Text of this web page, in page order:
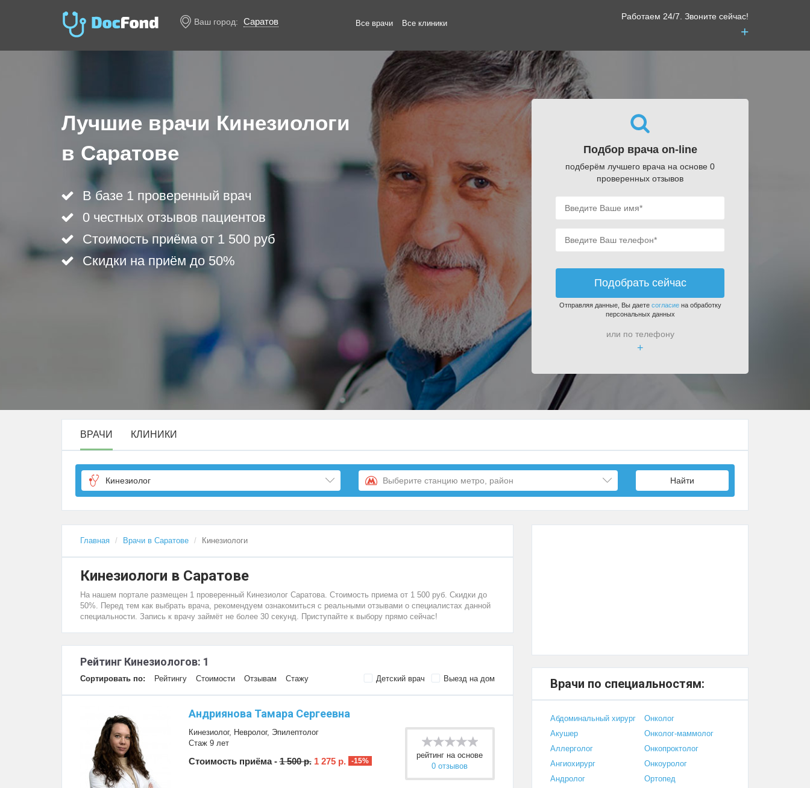
Ваш город: Саратов Все врачи Все клиники
Работаем 24/7. Звоните сейчас!
+
Лучшие врачи Кинезиологи
в Саратове
В базе 1 проверенный врач
0 честных отзывов пациентов
Стоимость приёма от 1 500 руб
Скидки на приём до 50%
Подбор врача on-line
подберём лучшего врача на основе 0
проверенных отзывов
Подобрать сейчас
Отправляя данные, Вы даете согласиена обработку
персональных данных
или по телефону
+
ВРАЧИ КЛИНИКИ
Кинезиолог Выберите станцию метро, район Найти
Главная Врачи в Саратове Кинезиологи
Кинезиологи в Саратове
На нашем портале размещен 1 проверенный Кинезиолог Саратова. Стоимость приема от 1 500 руб. Скидки до
50%. Перед тем как выбрать врача, рекомендуем ознакомиться с реальными отзывами о специалистах данной
специальности. Запись к врачу займёт не более 30 секунд. Приступайте к выбору прямо сейчас!
Рейтинг Кинезиологов: 1
Сортировать по: Рейтингу Стоимости Отзывам Стажу Выезд на дом
Детский врач
Андриянова Тамара Сергеевна
Кинезиолог, Невролог, Эпилептолог
Стаж 9 лет
Стоимость приёма -1 500 р. 1 275 р. -15%
рейтинг на основе
0 отзывов
Врачи по специальностям:
Абдоминальный хирург
Акушер
Аллерголог
Ангиохирург
Андролог
Онколог
Онколог-маммолог
Онкопроктолог
Онкоуролог
Ортопед